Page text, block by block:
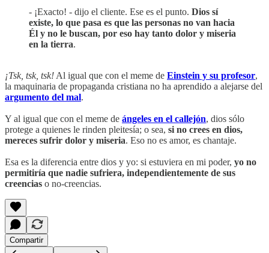
- ¡Exacto! - dijo el cliente. Ese es el punto. Dios sí
existe, lo que pasa es que las personas no van hacia
Él y no le buscan, por eso hay tanto dolor y miseria
en la tierra.
¡Tsk, tsk, tsk! Al igual que con el meme de Einstein y su profesor,
la maquinaria de propaganda cristiana no ha aprendido a alejarse del
argumento del mal.
Y al igual que con el meme de ángeles en el callejón, dios sólo
protege a quienes le rinden pleitesía; o sea, si no crees en dios,
mereces sufrir dolor y miseria. Eso no es amor, es chantaje.
Esa es la diferencia entre dios y yo: si estuviera en mi poder, yo no
permitiría que nadie sufriera, independientemente de sus
creencias o no-creencias.
Compartir